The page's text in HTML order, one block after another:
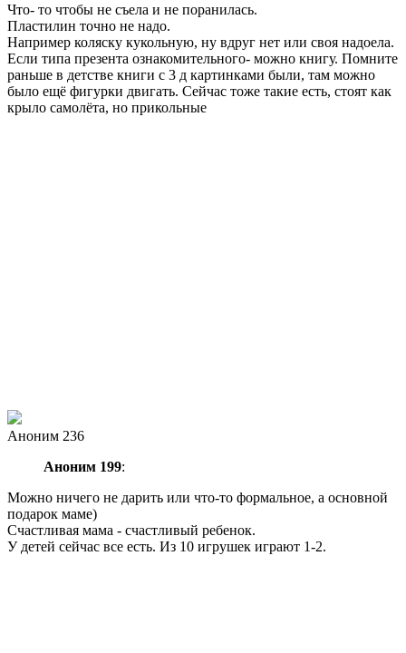
Что- то чтобы не съела и не поранилась.
Пластилин точно не надо.
Например коляску кукольную, ну вдруг нет или своя надоела.
Если типа презента ознакомительного- можно книгу. Помните
раньше в детстве книги с 3 д картинками были, там можно
было ещё фигурки двигать. Сейчас тоже такие есть, стоят как
крыло самолёта, но прикольные
Аноним 236
Аноним 199:
Можно ничего не дарить или что-то формальное, а основной
подарок маме)
Счастливая мама - счастливый ребенок.
У детей сейчас все есть. Из 10 игрушек играют 1-2.